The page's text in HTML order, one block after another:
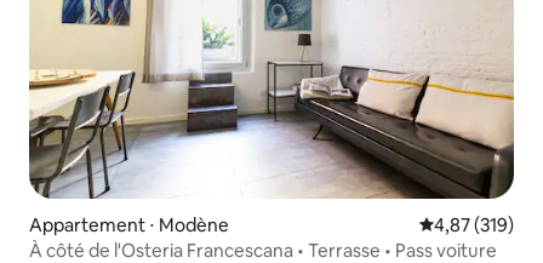
Appartement ⋅ Modène Évaluation
4,87 (319)
À côté de l'Osteria Francescana • Terrasse • Pass voiture